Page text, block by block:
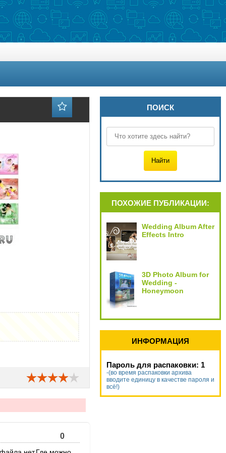
0
ПОИСК
ПОХОЖИЕ ПУБЛИКАЦИИ:
Wedding Album After
Effects Intro
3D Photo Album for
Wedding -
Honeymoon
ИНФОРМАЦИЯ
Пароль для распаковки: 1
-(во время распаковки архива
вводите единицу в качестве пароля и
всё!)